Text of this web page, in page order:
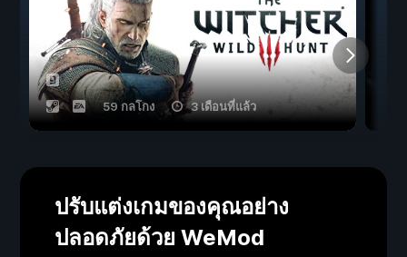
59 กลโกง 3 เดือนที่แล้ว
ปรับแต่งเกมของคุณอย่าง
ปลอดภัยด้วย WeMod